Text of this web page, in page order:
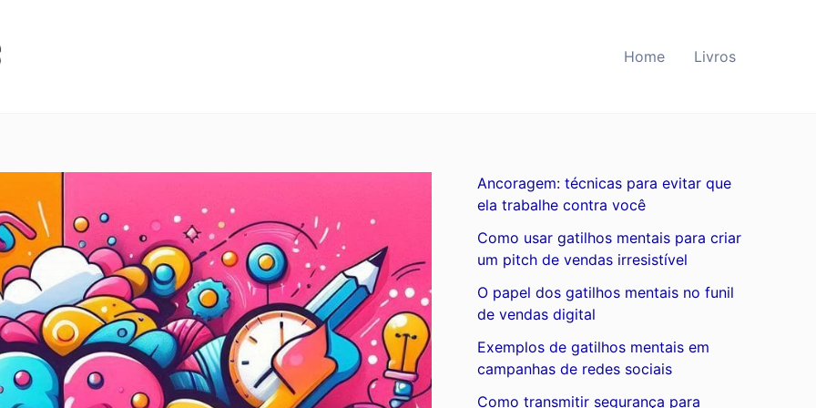
Home Livros
Ancoragem: técnicas para evitar que
ela trabalhe contra você
Como usar gatilhos mentais para criar
um pitch de vendas irresistível
O papel dos gatilhos mentais no funil
de vendas digital
Exemplos de gatilhos mentais em
campanhas de redes sociais
Como transmitir segurança para